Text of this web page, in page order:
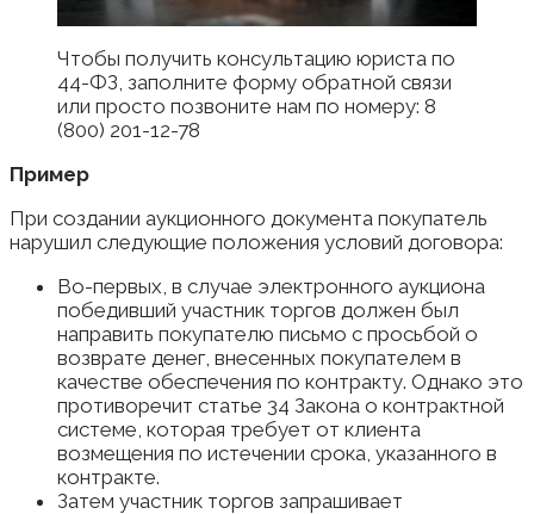
Чтобы получить консультацию юриста по
44-ФЗ, заполните форму обратной связи
или просто позвоните нам по номеру: 8
(800) 201-12-78
Пример
При создании аукционного документа покупатель
нарушил следующие положения условий договора:
Во-первых, в случае электронного аукциона
победивший участник торгов должен был
направить покупателю письмо с просьбой о
возврате денег, внесенных покупателем в
качестве обеспечения по контракту. Однако это
противоречит статье 34 Закона о контрактной
системе, которая требует от клиента
возмещения по истечении срока, указанного в
контракте.
Затем участник торгов запрашивает